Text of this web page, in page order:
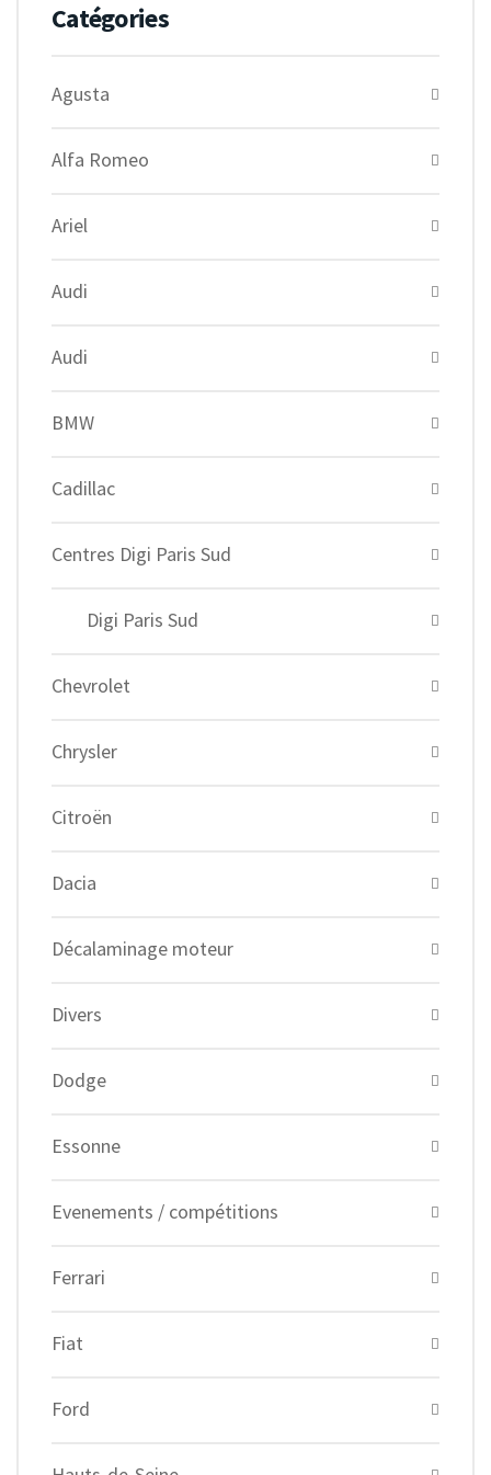
Catégories
Agusta
Alfa Romeo
Ariel
Audi
Audi
BMW
Cadillac
Centres Digi Paris Sud
Digi Paris Sud
Chevrolet
Chrysler
Citroën
Dacia
Décalaminage moteur
Divers
Dodge
Essonne
Evenements / compétitions
Ferrari
Fiat
Ford